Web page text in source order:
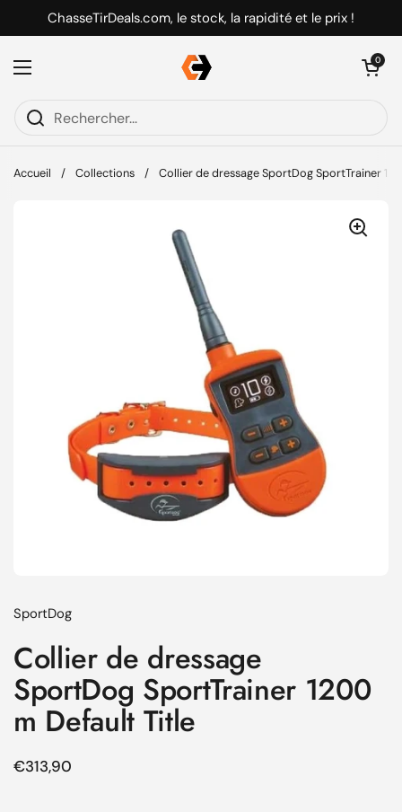
Passer au contenu
ChasseTirDeals.com, le stock, la rapidité et le prix !
Ouvrir le menu
Ouvrir le
0
Accueil / Collections / Collier de dressage SportDog SportTrainer
SportDog
Collier de dressage
SportDog SportTrainer 1200
m Default Title
Prix régulier
€313,90